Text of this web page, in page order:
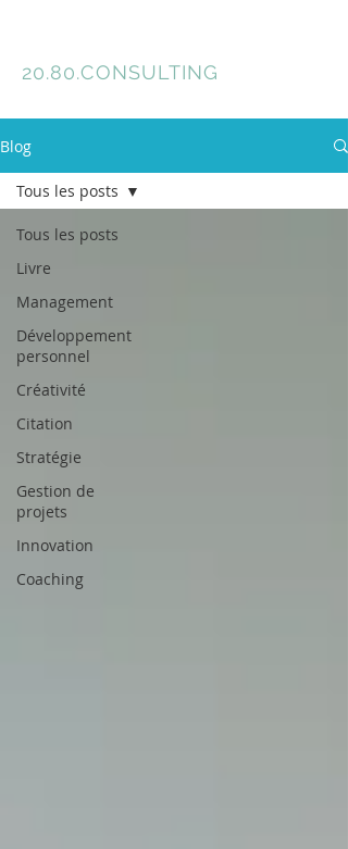
20.80.CONSULTING
Blog
Tous les posts
Livre
Management
Développement
personnel
Créativité
Citation
Stratégie
Gestion de
projets
Innovation
Coaching
Tous les posts